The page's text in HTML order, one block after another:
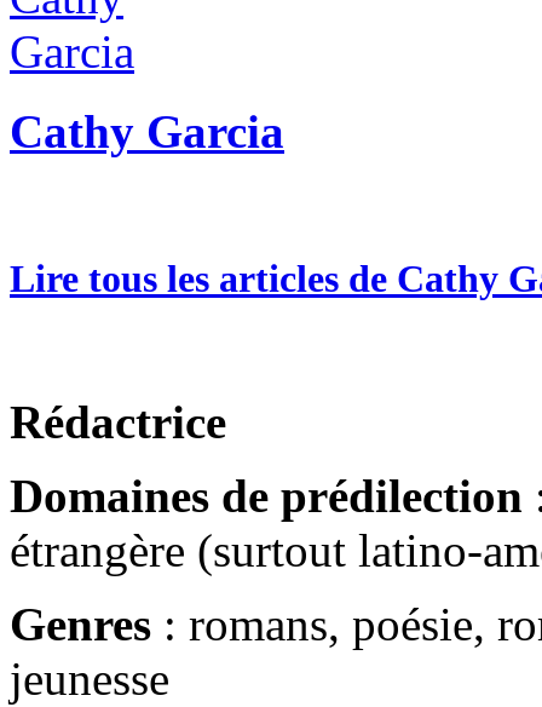
Cathy Garcia
Lire tous les articles de Cathy
Rédactrice
Domaines de prédilection
étrangère (surtout latino-
Genres : romans, poésie,
jeunesse